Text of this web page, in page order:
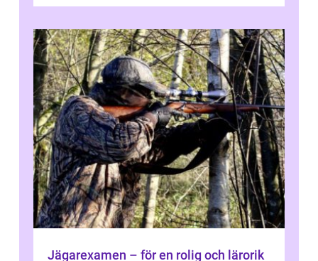
Jägarexamen – för en rolig och lärorik